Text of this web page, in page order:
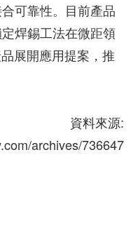
可靠性。目前產品
焊錫工法在微距領
展開應用提案，推
資料來源:
archives/736647